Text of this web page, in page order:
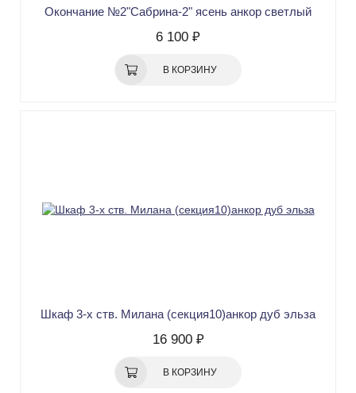
Окончание №2"Сабрина-2" ясень анкор светлый
6 100 ₽
В КОРЗИНУ
Шкаф 3-х ств. Милана (секция10)анкор дуб эльза
16 900 ₽
В КОРЗИНУ